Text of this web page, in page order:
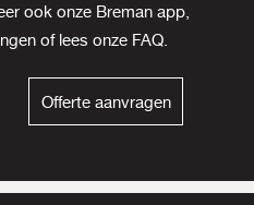
ook onze Breman app,
of lees onze FAQ.
Offerte aanvragen